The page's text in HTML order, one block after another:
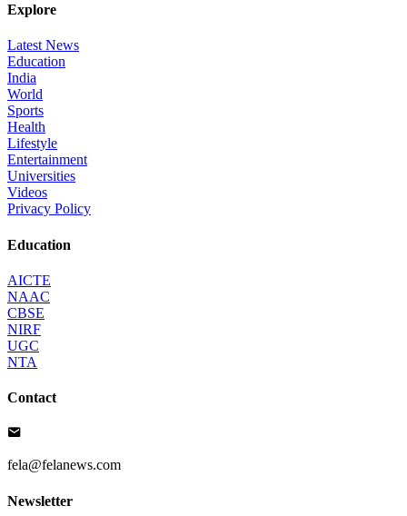
Explore
Latest News
Education
India
World
Sports
Health
Lifestyle
Entertainment
Universities
Videos
Privacy Policy
Education
AICTE
NAAC
CBSE
NIRF
UGC
NTA
Contact
fela@felanews.com
Newsletter